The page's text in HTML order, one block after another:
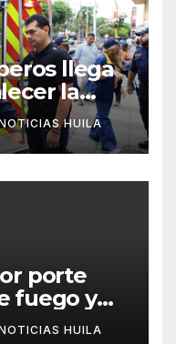
llega
la
niño
HUILA
porte
fuego y
HUILA